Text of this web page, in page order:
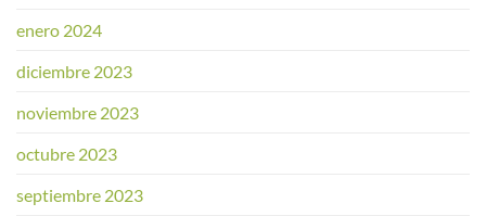
enero 2024
diciembre 2023
noviembre 2023
octubre 2023
septiembre 2023